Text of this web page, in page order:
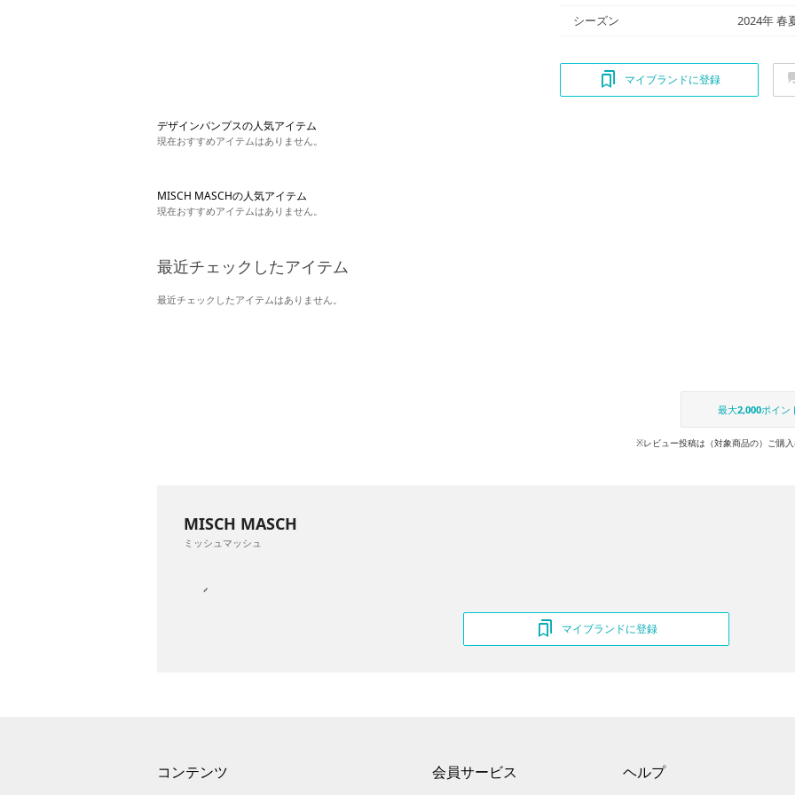
シーズン
2024年 春
マイブランドに登録
デザインパンプスの人気アイテム
現在おすすめアイテムはありません。
MISCH MASCHの人気アイテム
現在おすすめアイテムはありません。
最近チェックしたアイテム
最近チェックしたアイテムはありません。
最大2,000ポイン
※レビュー投稿は（対象商品の）ご購
MISCH MASCH
ミッシュマッシュ
マイブランドに登録
コンテンツ 会員サービス ヘルプ